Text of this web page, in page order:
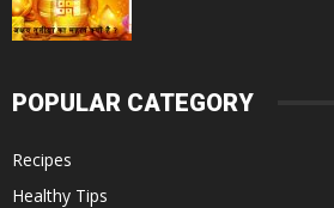
POPULAR CATEGORY
Recipes
Healthy Tips